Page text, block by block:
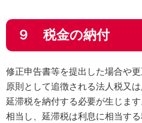
９ 税金の納付
修正申告書等を提出した場合や更
原則として追徴される法人税又
延滞税を納付する必要が生じま
相当し、延滞税は利息に相当す